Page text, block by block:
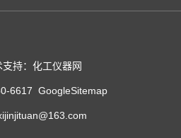
支持：化工仪器网
6617 GoogleSitemap